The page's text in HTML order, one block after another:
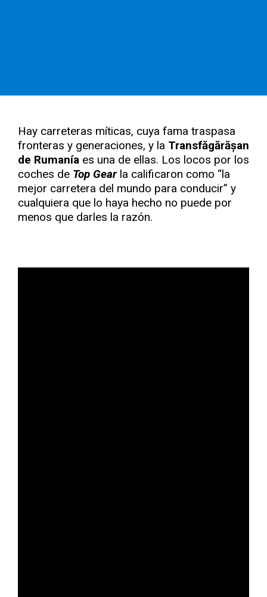
Hay carreteras míticas, cuya fama traspasa
fronteras y generaciones, y la Transfăgărășan
de Rumanía es una de ellas. Los locos por los
coches de Top Gearla calificaron como “la
mejor carretera del mundo para conducir” y
cualquiera que lo haya hecho no puede por
menos que darles la razón.